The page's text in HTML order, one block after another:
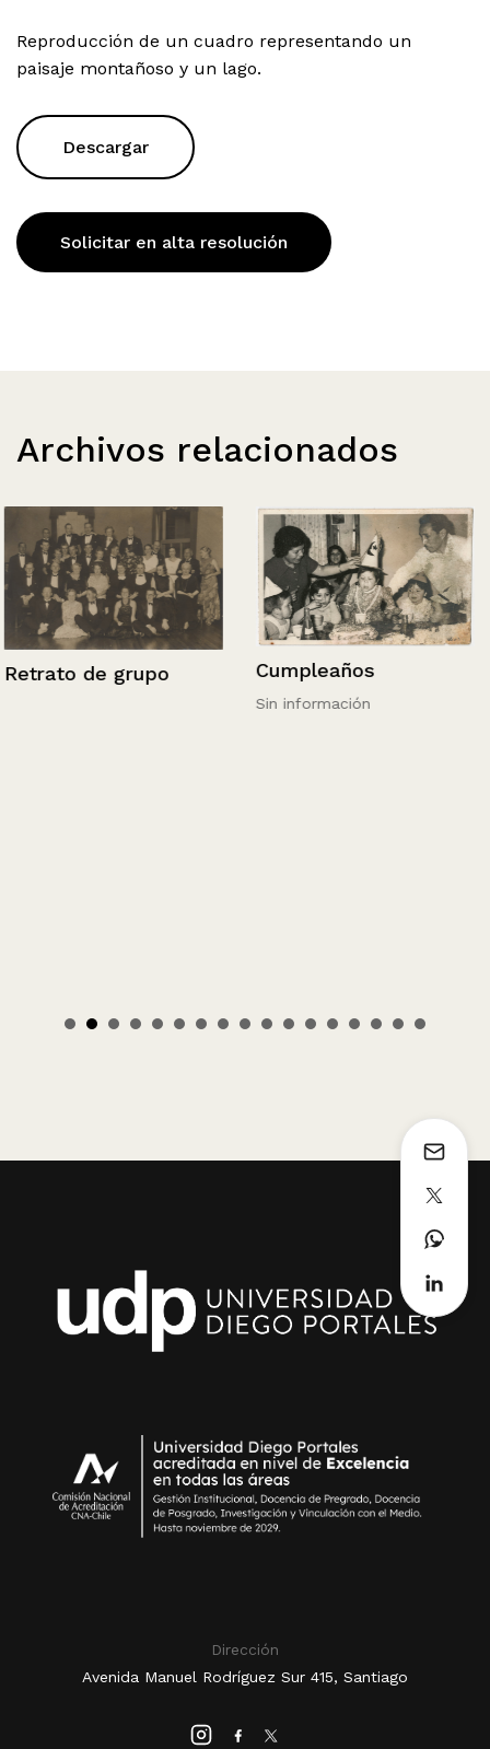
Reproducción de un cuadro representando un
paisaje montañoso y un lago.
Descargar
Solicitar en alta resolución
Archivos relacionados
Retrato de grupo Cumpleaños
Sin información
Dirección
Avenida Manuel Rodríguez Sur 415, Santiago